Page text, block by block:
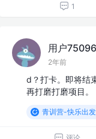
1
用户
2年前
d？打卡。即将结
再打磨打磨项目。
青训营-快乐出发